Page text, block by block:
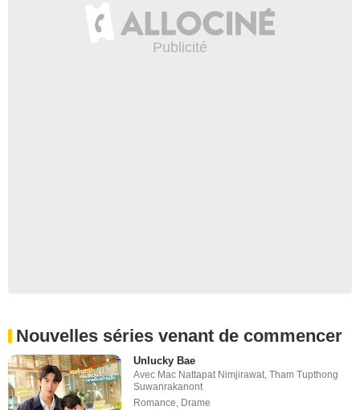
Nouvelles séries venant de commencer
Unlucky Bae
Avec Mac Nattapat Nimjirawat ,Tham Tupthong
Suwanrakanont
Romance Drame